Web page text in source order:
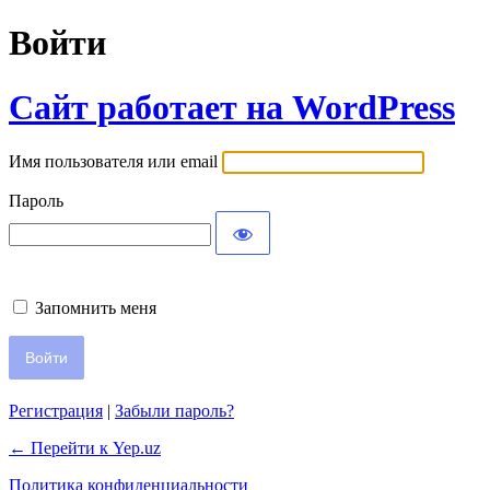
Войти
Сайт работает на WordPress
Имя пользователя или email
Пароль
Запомнить меня
Регистрация | Забыли пароль?
← Перейти к Yep.uz
Политика конфиденциальности